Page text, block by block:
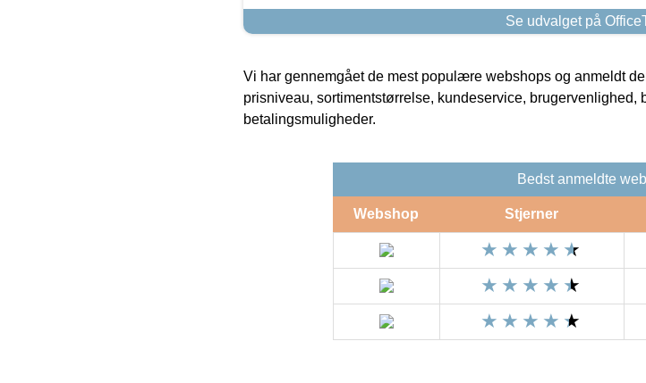
Se udvalget på
Vi har gennemgået de mest populære webshops og anmeldt
prisniveau, sortimentstørrelse, kundeservice, brugervenlighed,
betalingsmuligheder.
Bedst anmeldte
Webshop Stjerner